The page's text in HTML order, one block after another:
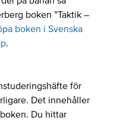
boken ”Taktik –
boken i Svenska
.
för
Det innehåller
Du hittar